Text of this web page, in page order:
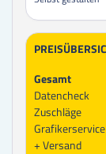
Gesamt
Datencheck
Zuschläge
Grafikerservice
Versand